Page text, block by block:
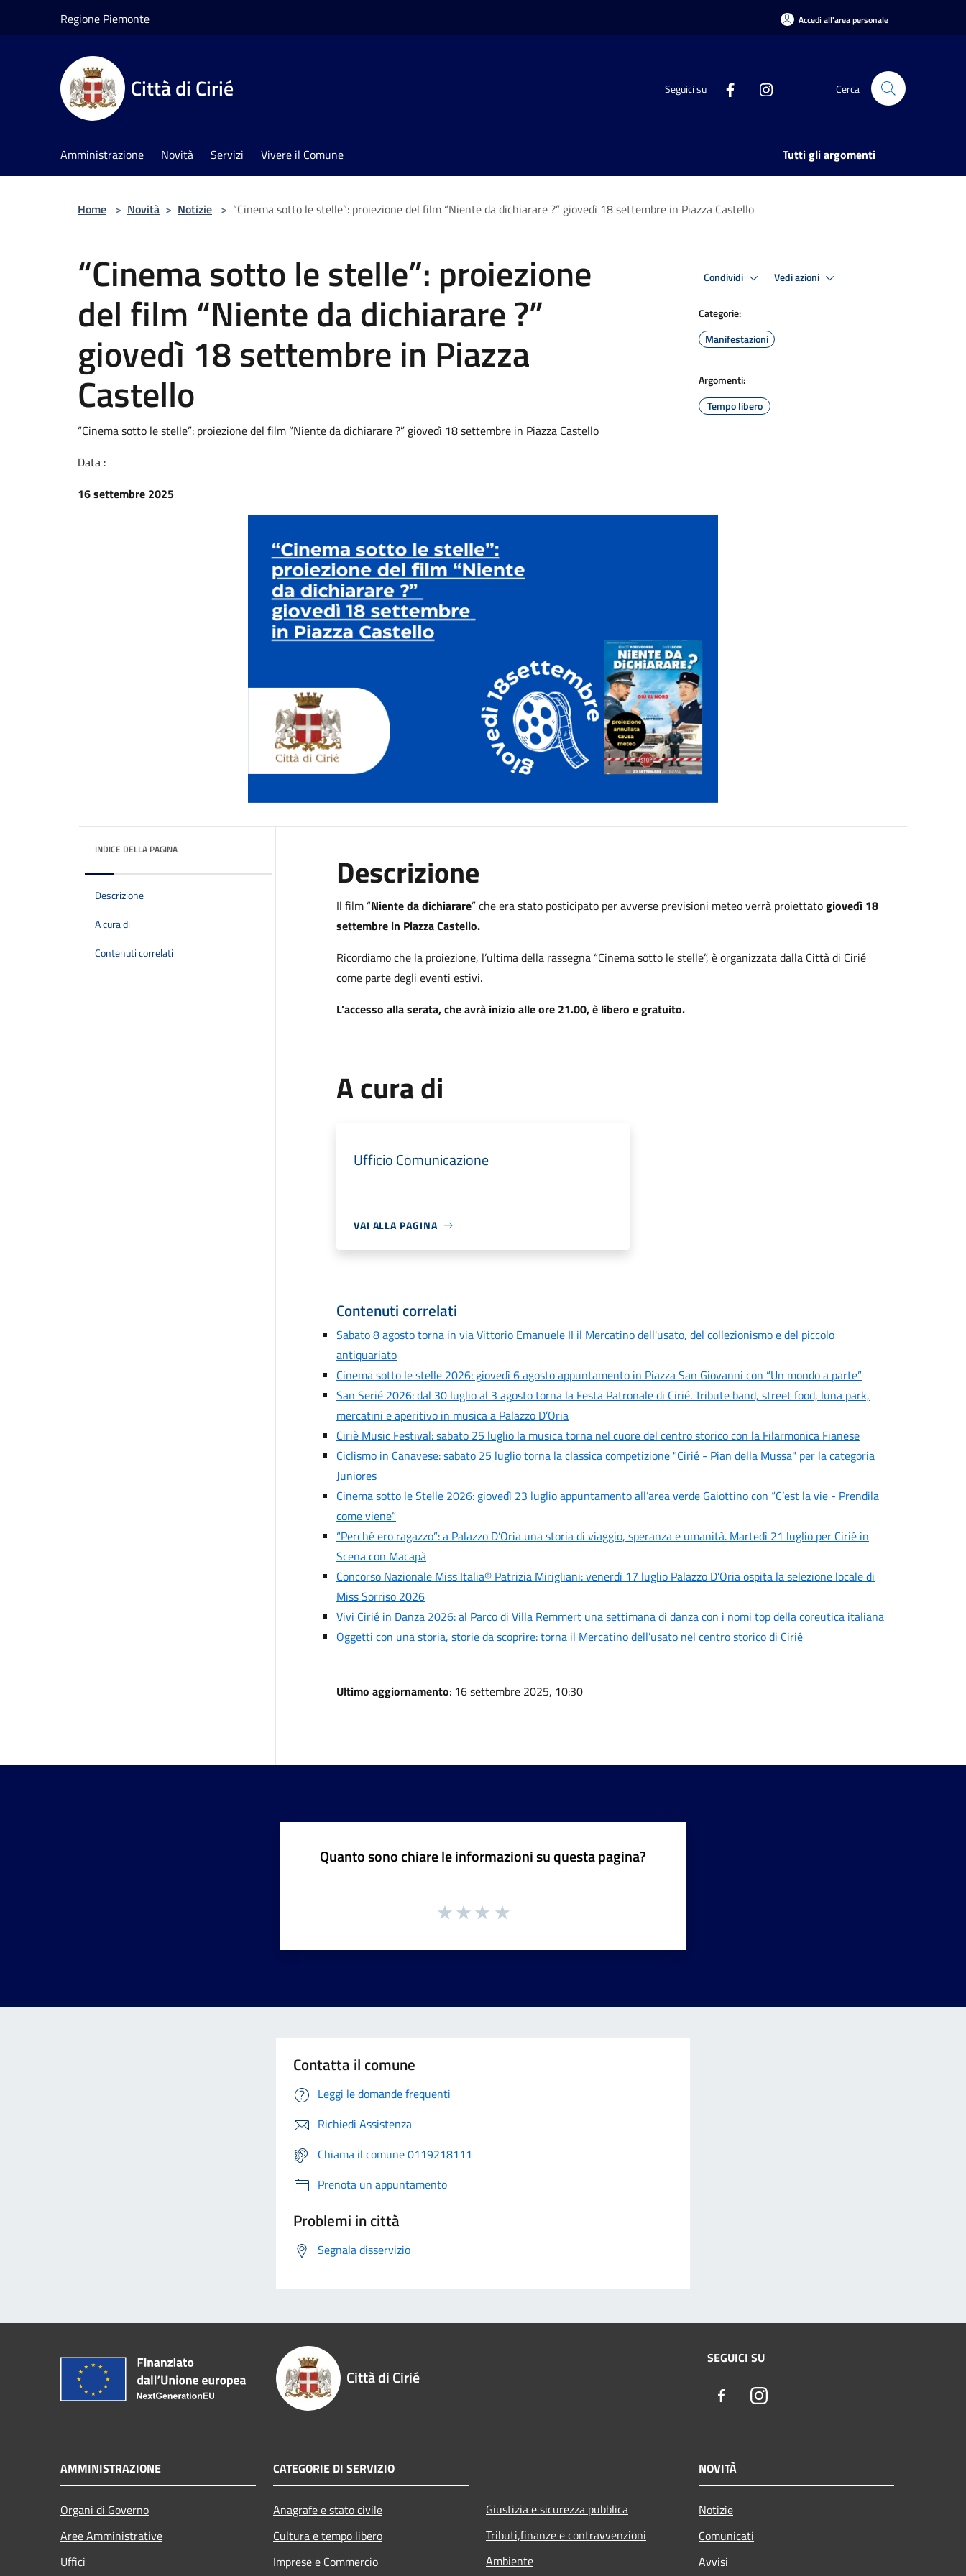
Regione Piemonte Accedi all'area personale
Città di Cirié Seguici su Cerca
Amministrazione Novità Servizi Vivere il Comune Tutti gli argomenti
Home > Novità > Notizie > “Cinema sotto le stelle”: proiezione del film “Niente da dichiarare ?” giovedì 18 settembre in Piazza Castello
“Cinema sotto le stelle”: proiezione
del film “Niente da dichiarare ?”
giovedì 18 settembre in Piazza
Castello
“Cinema sotto le stelle”: proiezione del film “Niente da dichiarare ?” giovedì 18 settembre in Piazza Castello
Data :
16 settembre 2025
Condividi Vedi azioni
Categorie:
Manifestazioni
Argomenti:
Tempo libero
INDICE DELLA PAGINA
Descrizione
A cura di
Contenuti correlati
Descrizione
Il film “Niente da dichiarare” che era stato posticipato per avverse previsioni meteo verrà proiettatogiovedì 18
settembre in Piazza Castello.
Ricordiamo che la proiezione, l’ultima della rassegna “Cinema sotto le stelle”, è organizzata dalla Città di Cirié
come parte degli eventi estivi.
L’accesso alla serata, che avrà inizio alle ore 21.00, è libero e gratuito.
A cura di
Ufficio Comunicazione
VAI ALLA PAGINA
Contenuti correlati
Sabato 8 agosto torna in via Vittorio Emanuele II il Mercatino dell'usato, del collezionismo e del piccolo
antiquariato
Cinema sotto le stelle 2026: giovedì 6 agosto appuntamento in Piazza San Giovanni con “Un mondo a parte”
San Serié 2026: dal 30 luglio al 3 agosto torna la Festa Patronale di Cirié. Tribute band, street food, luna park,
mercatini e aperitivo in musica a Palazzo D’Oria
Ciriè Music Festival: sabato 25 luglio la musica torna nel cuore del centro storico con la Filarmonica Fianese
Ciclismo in Canavese: sabato 25 luglio torna la classica competizione "Cirié - Pian della Mussa" per la categoria
Juniores
Cinema sotto le Stelle 2026: giovedì 23 luglio appuntamento all’area verde Gaiottino con “C’est la vie - Prendila
come viene”
“Perché ero ragazzo”: a Palazzo D’Oria una storia di viaggio, speranza e umanità. Martedì 21 luglio per Cirié in
Scena con Macapà
Concorso Nazionale Miss Italia® Patrizia Mirigliani: venerdì 17 luglio Palazzo D’Oria ospita la selezione locale di
Miss Sorriso 2026
Vivi Cirié in Danza 2026: al Parco di Villa Remmert una settimana di danza con i nomi top della coreutica italiana
Oggetti con una storia, storie da scoprire: torna il Mercatino dell’usato nel centro storico di Cirié
Ultimo aggiornamento: 16 settembre 2025, 10:30
Quanto sono chiare le informazioni su questa pagina?
Contatta il comune
Leggi le domande frequenti
Richiedi Assistenza
Chiama il comune 0119218111
Prenota un appuntamento
Problemi in città
Segnala disservizio
Città di Cirié
SEGUICI SU
FacebookInstagram
AMMINISTRAZIONE
Organi di Governo
Aree Amministrative
Uffici
CATEGORIE DI SERVIZIO
Anagrafe e stato civile
Cultura e tempo libero
Imprese e Commercio
Giustizia e sicurezza pubblica
Tributi,finanze e contravvenzioni
Ambiente
NOVITÀ
Notizie
Comunicati
Avvisi